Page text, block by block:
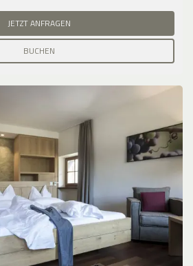
JETZT ANFRAGEN
BUCHEN